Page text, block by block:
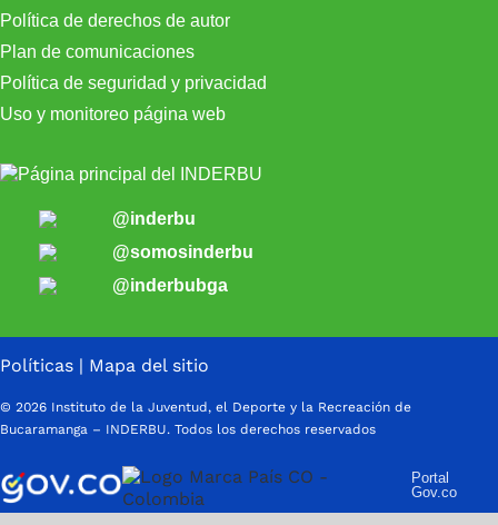
Política de derechos de autor
Plan de comunicaciones
Política de seguridad y privacidad
Uso y monitoreo página web
@inderbu
@somosinderbu
@inderbubga
Políticas| Mapa del sitio
© 2026 Instituto de la Juventud, el Deporte y la Recreación de
Bucaramanga – INDERBU. Todos los derechos reservados
Portal
Gov.co